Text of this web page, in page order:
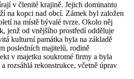
v členité krajině. Jejich dominantu
na kopci nad obcí. Zámek byl založen
na místě bývalé tvrze. Okolo něj
jenž od vnějšího prostředí odděluje
kulturní památka byla na základě
posledních majitelů, rodině
v majetku soukromé firmy a byla
rozsáhlá rekonstrukce, včetně úprav